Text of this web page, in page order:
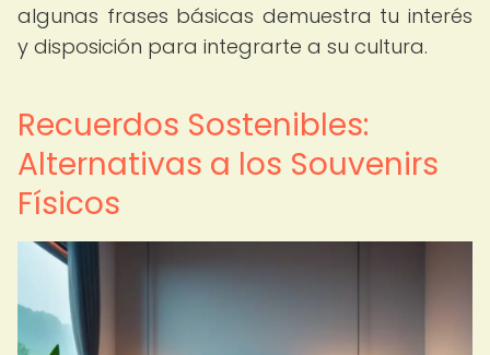
algunas frases básicas demuestra tu interés
y disposición para integrarte a su cultura.
Recuerdos Sostenibles:
Alternativas a los Souvenirs
Físicos